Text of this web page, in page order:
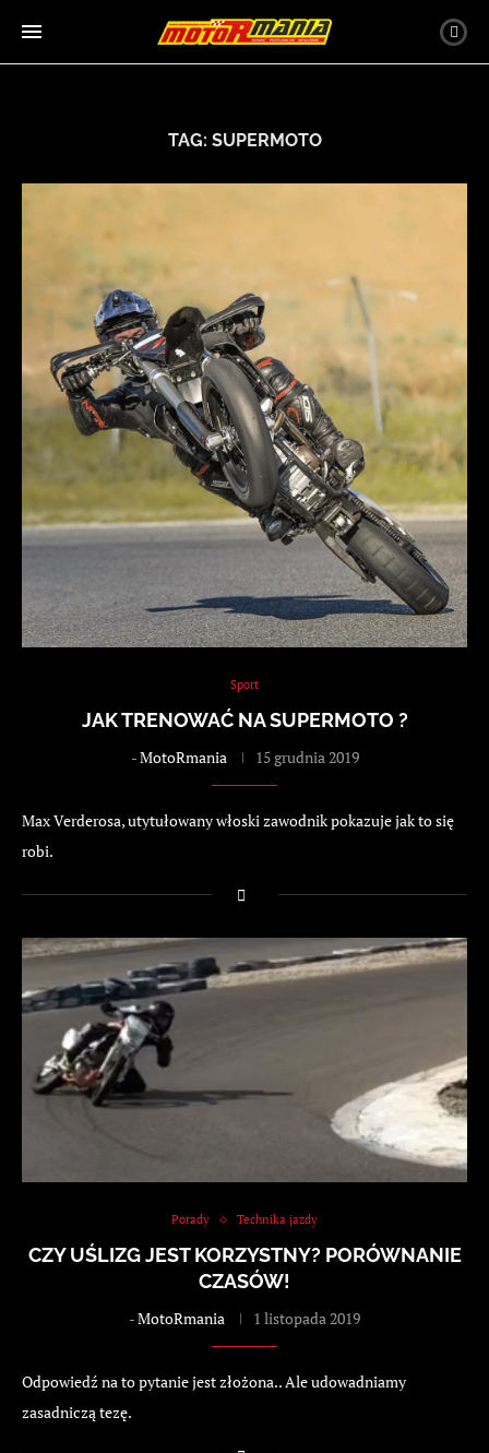
TAG: SUPERMOTO
Sport
JAK TRENOWAĆ NA SUPERMOTO ?
-MotoRmania 15 grudnia 2019
Max Verderosa, utytułowany włoski zawodnik pokazuje jak to się
robi.
Porady Technika jazdy
CZY UŚLIZG JEST KORZYSTNY? PORÓWNANIE
CZASÓW!
-MotoRmania 1 listopada 2019
Odpowiedź na to pytanie jest złożona.. Ale udowadniamy
zasadniczą tezę.